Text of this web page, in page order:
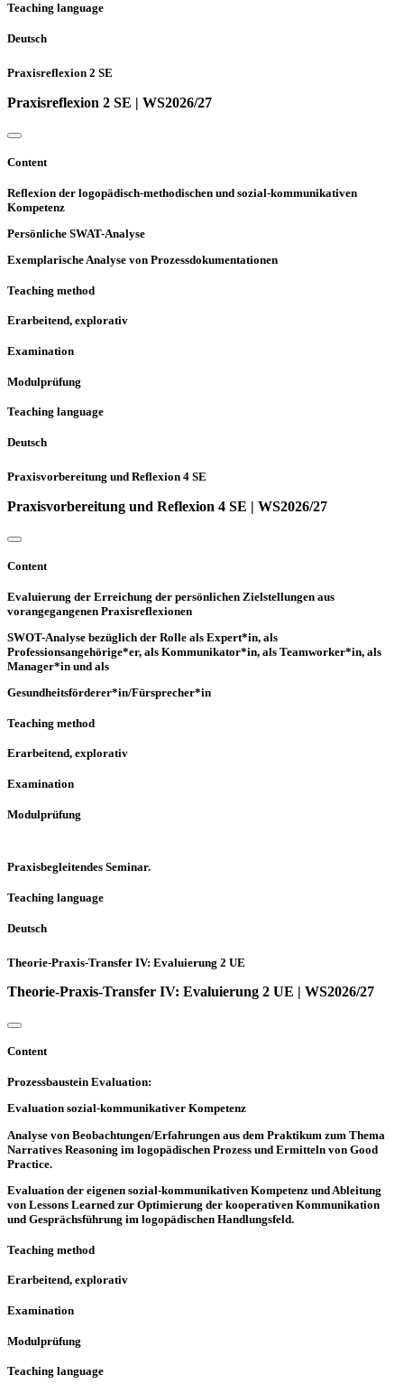
Teaching language
Deutsch
Praxisreflexion 2 SE
Praxisreflexion 2 SE | WS2026/27
Content
Reflexion der logopädisch-methodischen und sozial-kommunikativen
Kompetenz
Persönliche SWAT-Analyse
Exemplarische Analyse von Prozessdokumentationen
Teaching method
Erarbeitend, explorativ
Examination
Modulprüfung
Teaching language
Deutsch
Praxisvorbereitung und Reflexion 4 SE
Praxisvorbereitung und Reflexion 4 SE | WS2026/27
Content
Evaluierung der Erreichung der persönlichen Zielstellungen aus
vorangegangenen Praxisreflexionen
SWOT-Analyse bezüglich der Rolle als Expert*in, als
Professionsangehörige*er, als Kommunikator*in, als Teamworker*in, als
Manager*in und als
Gesundheitsförderer*in/Fürsprecher*in
Teaching method
Erarbeitend, explorativ
Examination
Modulprüfung
Praxisbegleitendes Seminar.
Teaching language
Deutsch
Theorie-Praxis-Transfer IV: Evaluierung 2 UE
Theorie-Praxis-Transfer IV: Evaluierung 2 UE | WS2026/27
Content
Prozessbaustein Evaluation:
Evaluation sozial-kommunikativer Kompetenz
Analyse von Beobachtungen/Erfahrungen aus dem Praktikum zum Thema
Narratives Reasoning im logopädischen Prozess und Ermitteln von Good
Practice.
Evaluation der eigenen sozial-kommunikativen Kompetenz und Ableitung
von Lessons Learned zur Optimierung der kooperativen Kommunikation
und Gesprächsführung im logopädischen Handlungsfeld.
Teaching method
Erarbeitend, explorativ
Examination
Modulprüfung
Teaching language